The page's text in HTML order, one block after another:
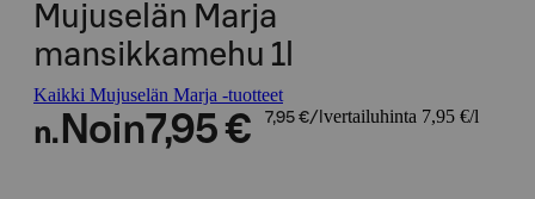
Mujuselän Marja
mansikkamehu 1l
Kaikki Mujuselän Marja -tuotteet
n. Noin7,95 € 7,95 €/l vertailuhinta 7,95 €/l